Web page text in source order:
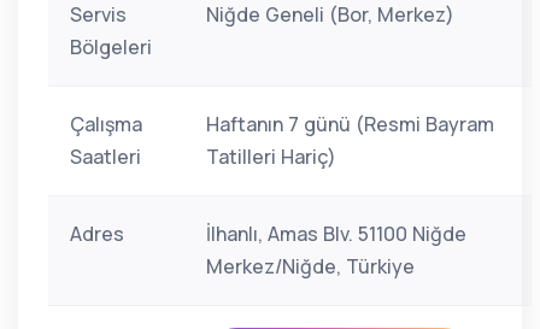
Servis
Bölgeleri
Niğde Geneli (Bor, Merkez)
Çalışma
Saatleri
Haftanın 7 günü (Resmi Bayram
Tatilleri Hariç)
Adres
İlhanlı, Amas Blv. 51100 Niğde
Merkez/Niğde, Türkiye